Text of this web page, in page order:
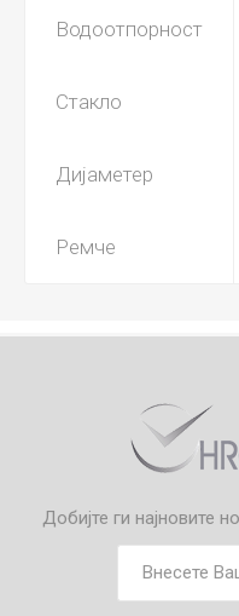
Водоотпорност
Стакло
Дијаметер
Ремче
Добијте ги најновите